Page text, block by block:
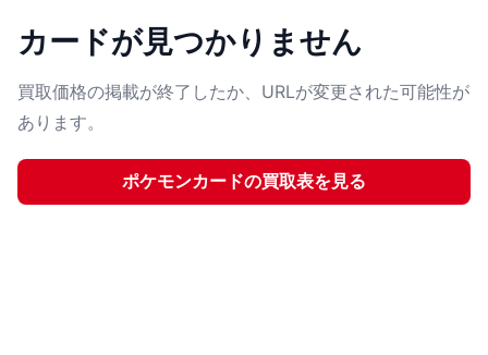
カードが見つかりません
買取価格の掲載が終了したか、URLが変更された可能性が
あります。
ポケモンカードの買取表を見る